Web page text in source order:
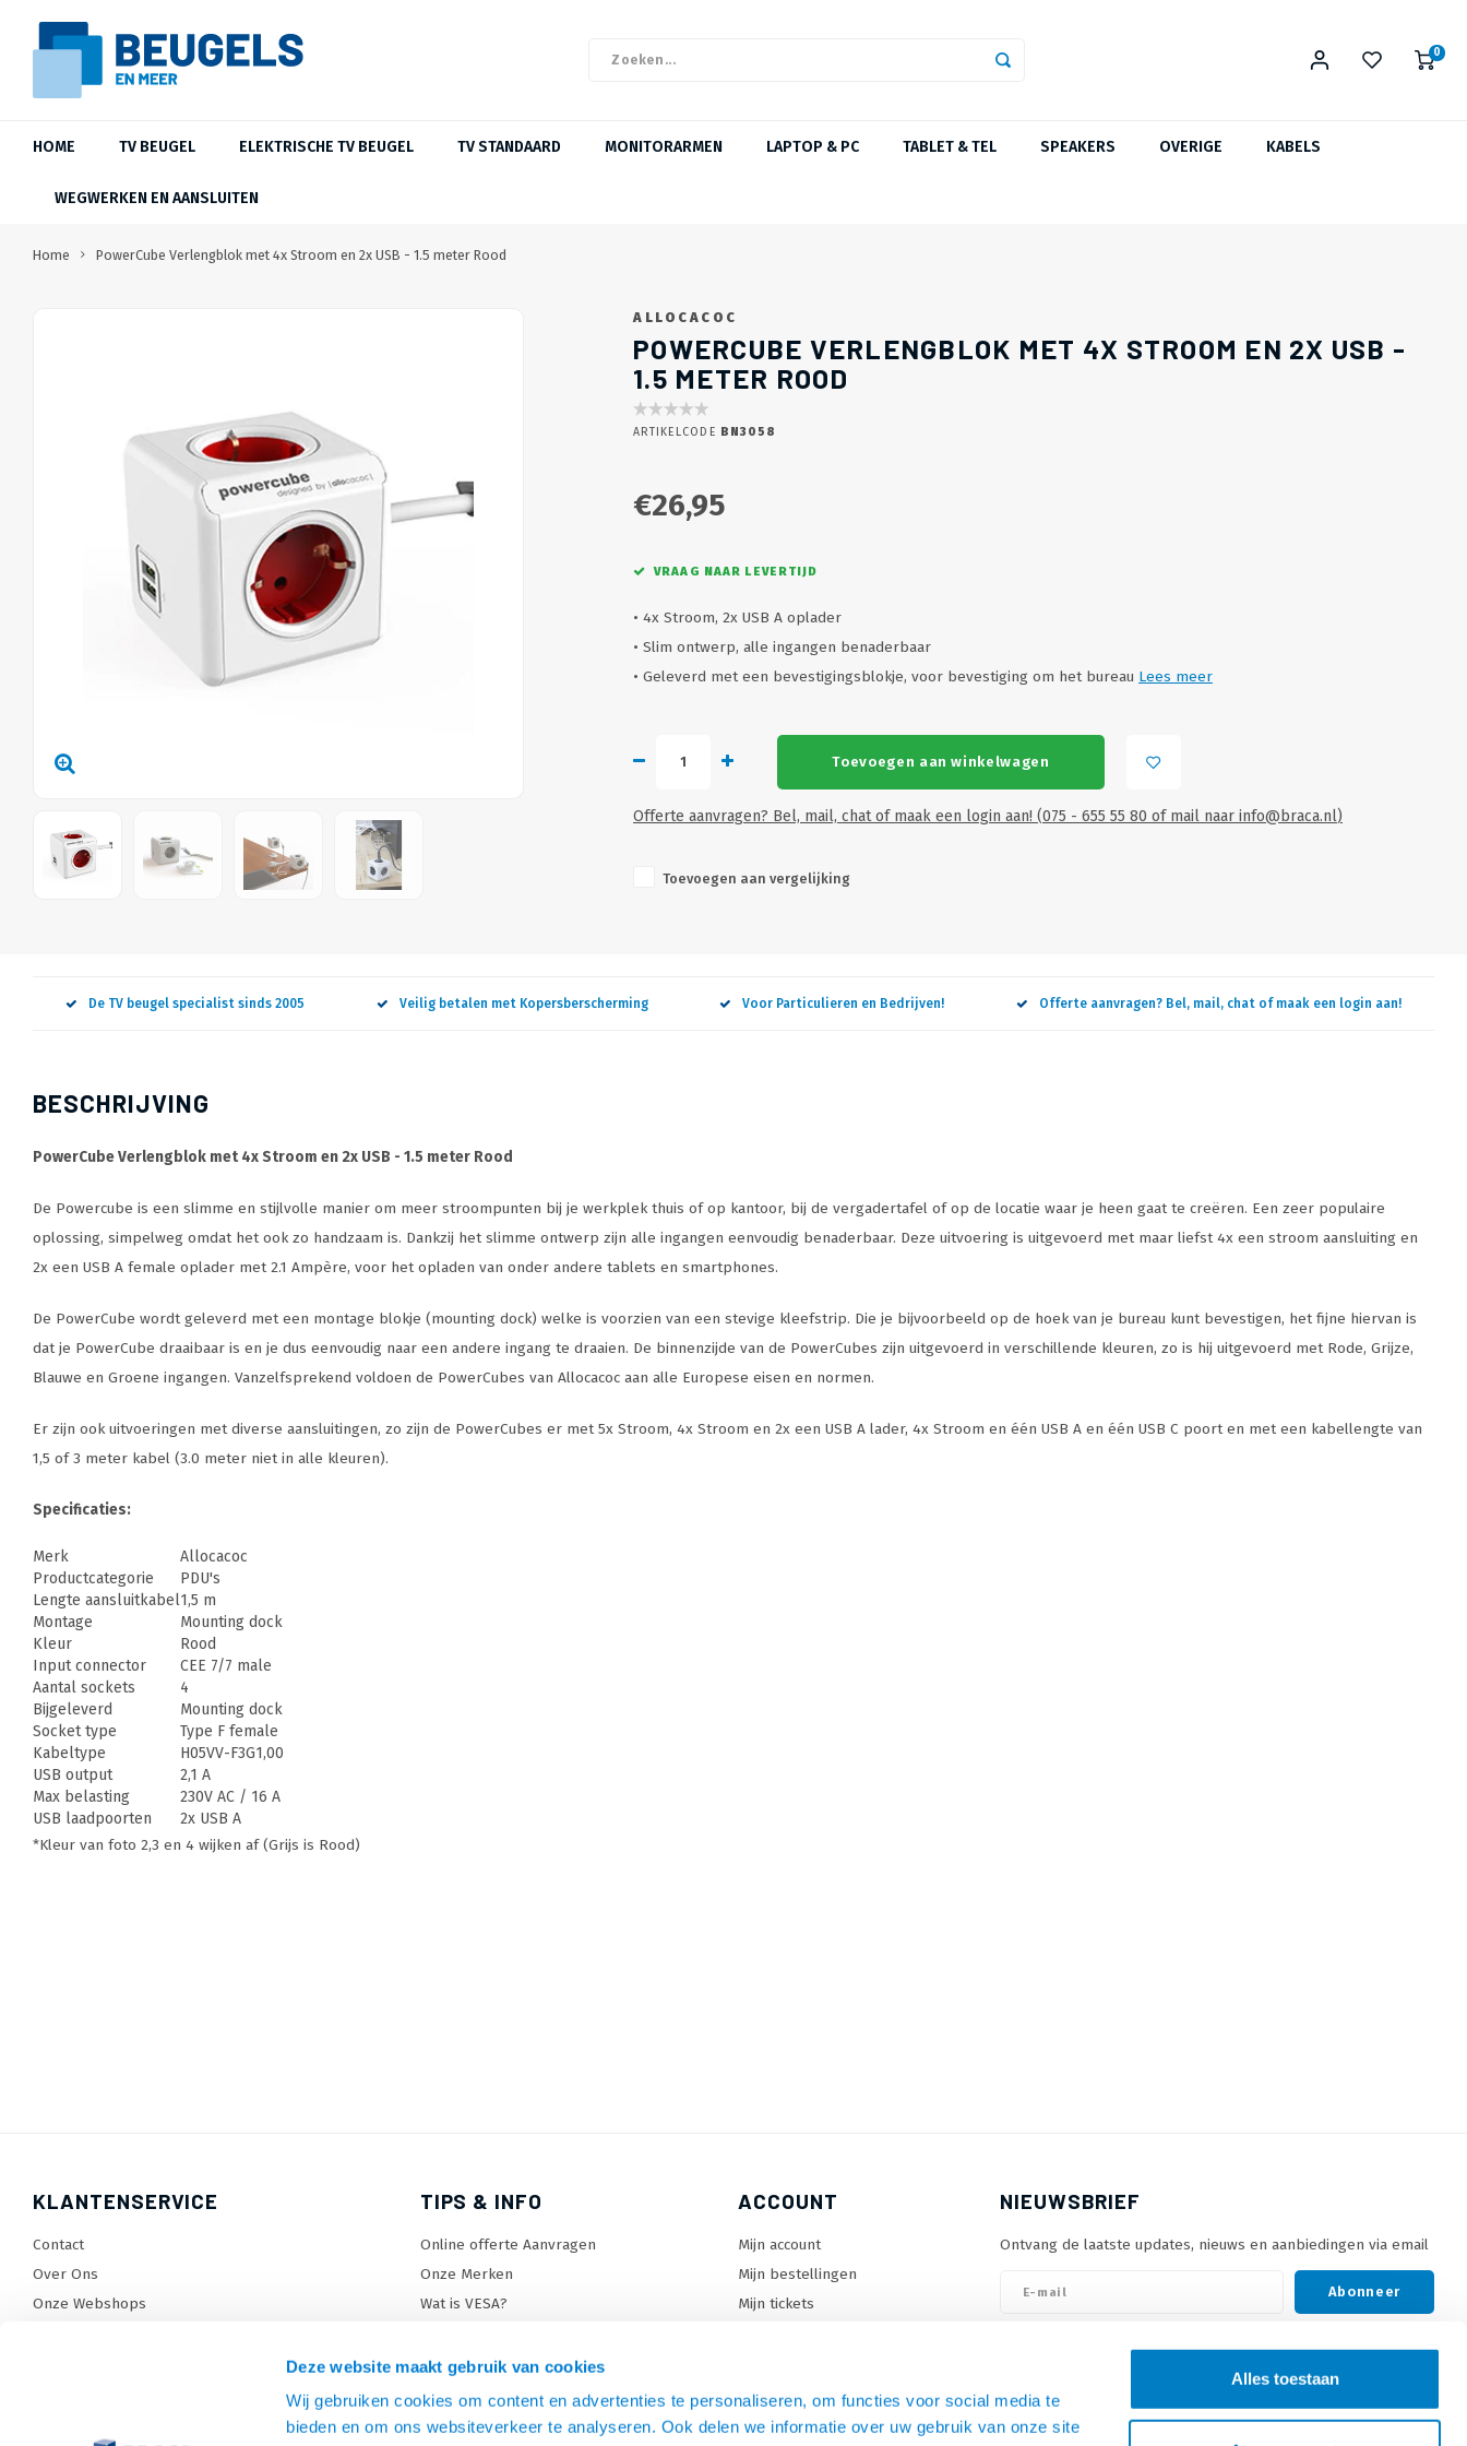
Deze website maakt gebruik van cookies
Wij gebruiken cookies om content en advertenties te personaliseren, om functies voor social media te
bieden en om ons websiteverkeer te analyseren. Ook delen we informatie over uw gebruik van onze site
Alles toestaan
0
HOME TV BEUGEL ELEKTRISCHE TV BEUGEL TV STANDAARD MONITORARMEN LAPTOP & PC TABLET & TEL SPEAKERS OVERIGE KABELS
WEGWERKEN EN AANSLUITEN
Home PowerCube Verlengblok met 4x Stroom en 2x USB - 1.5 meter Rood
ALLOCACOC
POWERCUBE VERLENGBLOK MET 4X STROOM EN 2X USB -
1.5 METER ROOD
ARTIKELCODE BN3058
€26,95
VRAAG NAAR LEVERTIJD
• 4x Stroom, 2x USB A oplader
• Slim ontwerp, alle ingangen benaderbaar
• Geleverd met een bevestigingsblokje, voor bevestiging om het bureau Lees meer
Toevoegen aan winkelwagen
Offerte aanvragen? Bel, mail, chat of maak een login aan! (075 - 655 55 80 of mail naar info@braca.nl)
Toevoegen aan vergelijking
De TV beugel specialist sinds 2005 Veilig betalen met Kopersberscherming Voor Particulieren en Bedrijven! Offerte aanvragen? Bel, mail, chat of maak een login aan!
BESCHRIJVING
PowerCube Verlengblok met 4x Stroom en 2x USB - 1.5 meter Rood
De Powercube is een slimme en stijlvolle manier om meer stroompunten bij je werkplek thuis of op kantoor, bij de vergadertafel of op de locatie waar je heen gaat te creëren. Een zeer populaire
oplossing, simpelweg omdat het ook zo handzaam is. Dankzij het slimme ontwerp zijn alle ingangen eenvoudig benaderbaar. Deze uitvoering is uitgevoerd met maar liefst 4x een stroom aansluiting en
2x een USB A female oplader met 2.1 Ampère, voor het opladen van onder andere tablets en smartphones.
De PowerCube wordt geleverd met een montage blokje (mounting dock) welke is voorzien van een stevige kleefstrip. Die je bijvoorbeeld op de hoek van je bureau kunt bevestigen, het fijne hiervan is
dat je PowerCube draaibaar is en je dus eenvoudig naar een andere ingang te draaien. De binnenzijde van de PowerCubes zijn uitgevoerd in verschillende kleuren, zo is hij uitgevoerd met Rode, Grijze,
Blauwe en Groene ingangen. Vanzelfsprekend voldoen de PowerCubes van Allocacoc aan alle Europese eisen en normen.
Er zijn ook uitvoeringen met diverse aansluitingen, zo zijn de PowerCubes er met 5x Stroom, 4x Stroom en 2x een USB A lader, 4x Stroom en één USB A en één USB C poort en met een kabellengte van
1,5 of 3 meter kabel (3.0 meter niet in alle kleuren).
Specificaties:
Merk
Allocacoc
Productcategorie
PDU's
Lengte aansluitkabel1,5 m
Montage
Mounting dock
Kleur
Rood
Input connector
CEE 7/7 male
Aantal sockets
4
Bijgeleverd
Mounting dock
Socket type
Type F female
Kabeltype
H05VV-F3G1,00
USB output
2,1 A
Max belasting
230V AC / 16 A
USB laadpoorten
2x USB A
*Kleur van foto 2,3 en 4 wijken af (Grijs is Rood)
KLANTENSERVICE
Contact
Over Ons
Onze Webshops
TIPS & INFO
Online offerte Aanvragen
Onze Merken
Wat is VESA?
TV standaard keuzehulp
TV lift keuzehulp
Monitorarm keuzehulp
ACCOUNT
Mijn account
Mijn bestellingen
Mijn tickets
NIEUWSBRIEF
Ontvang de laatste updates, nieuws en aanbiedingen via email
Abonneer